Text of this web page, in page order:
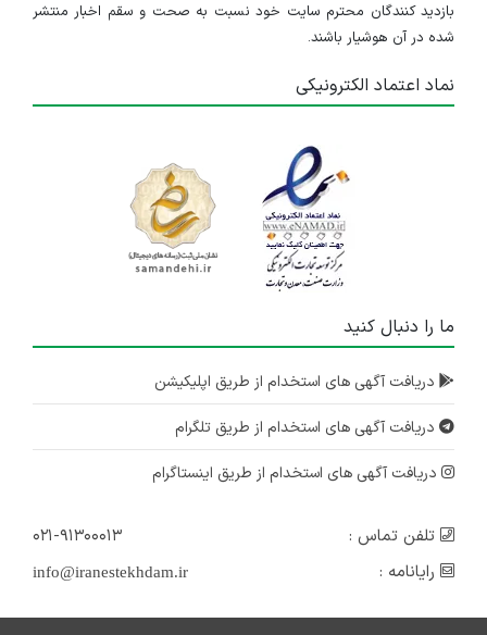
بازدید کنندگان محترم سایت خود نسبت به صحت و سقم اخبار منتشر
شده در آن هوشیار باشند.
نماد اعتماد الکترونیکی
ما را دنبال کنید
دریافت آگهی های استخدام از طریق اپلیکیشن
دریافت آگهی های استخدام از طریق تلگرام
دریافت آگهی های استخدام از طریق اینستاگرام
تلفن تماس :
۰۲۱-۹۱۳۰۰۰۱۳
رایانامه :
info@iranestekhdam.ir